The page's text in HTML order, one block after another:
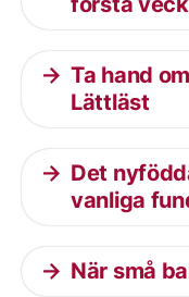
Ta hand
Lättläst
Det
vanliga
När små